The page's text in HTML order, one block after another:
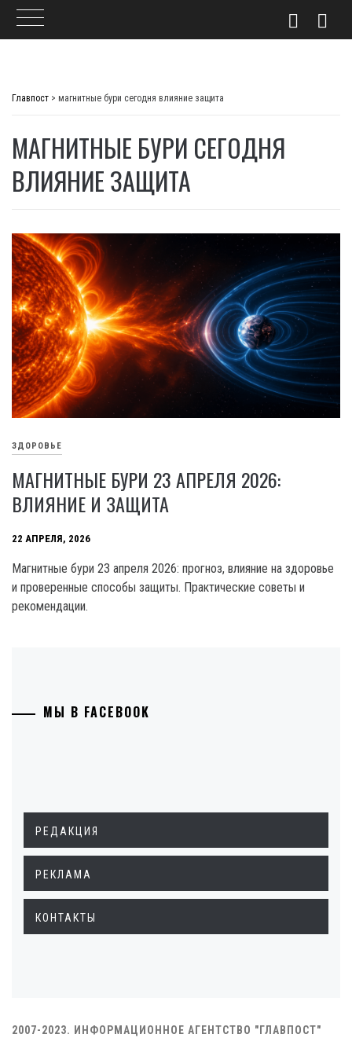
Главпост > магнитные бури сегодня влияние защита
МАГНИТНЫЕ БУРИ СЕГОДНЯ
ВЛИЯНИЕ ЗАЩИТА
ЗДОРОВЬЕ
МАГНИТНЫЕ БУРИ 23 АПРЕЛЯ 2026:
ВЛИЯНИЕ И ЗАЩИТА
22 АПРЕЛЯ, 2026
Магнитные бури 23 апреля 2026: прогноз, влияние на здоровье
и проверенные способы защиты. Практические советы и
рекомендации.
МЫ В FACEBOOK
РЕДАКЦИЯ
РЕКЛАМА
КОНТАКТЫ
2007-2023. ИНФОРМАЦИОННОЕ АГЕНТСТВО "ГЛАВПОСТ"